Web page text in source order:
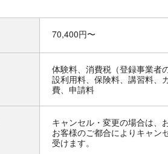
70,400円〜
体験料、消費税（登録事業者
設利用料、保険料、講習料、
費、申請料
キャンセル・変更の場合は、
お客様のご都合によりキャン
受けます。